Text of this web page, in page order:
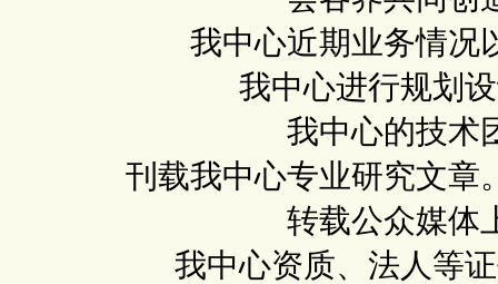
我中心近期业务情况
我中心进行规划
我中心的技术
刊载我中心专业研究文章
转载公众媒体
我中心资质、法人等